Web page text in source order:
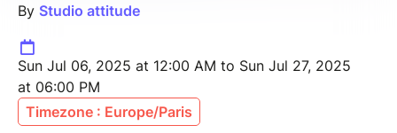
By Studio attitude
Sun Jul 06, 2025 at 12:00 AM to Sun Jul 27, 2025
at 06:00 PM
Timezone : Europe/Paris